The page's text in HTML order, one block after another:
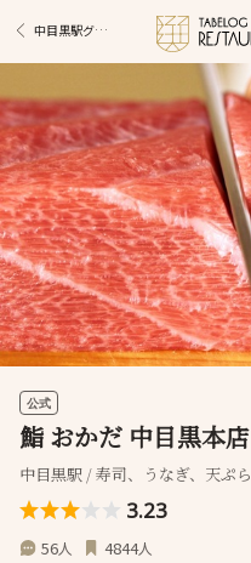
中目黒駅グルメ
公式
鮨 おかだ 中目黒本店
中目黒駅 / 寿司、うなぎ、天ぷら
3.23
56人 4844人